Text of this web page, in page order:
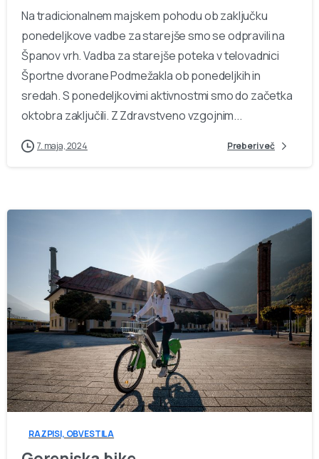
Na tradicionalnem majskem pohodu ob zaključku
ponedeljkove vadbe za starejše smo se odpravili na
Španov vrh. Vadba za starejše poteka v telovadnici
Športne dvorane Podmežakla ob ponedeljkih in
sredah. S ponedeljkovimi aktivnostmi smo do začetka
oktobra zaključili. Z Zdravstveno vzgojnim...
7. maja, 2024 Preberi več
-
RAZPISI, OBVESTILA